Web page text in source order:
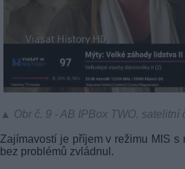
▲ Obr č. 9 - AB IPBox TWO, satelitní
Zajímavostí je příjem v režimu MIS s
bez problémů zvládnul.